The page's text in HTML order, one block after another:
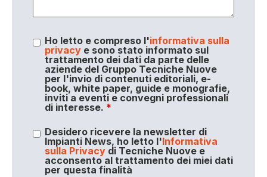
Ho letto e compreso l'informativa sulla
privacye sono stato informato sul
trattamento dei dati da parte delle
aziende del Gruppo Tecniche Nuove
per l'invio di contenuti editoriali, e-
book, white paper, guide e monografie,
inviti a eventi e convegni professionali
di interesse. *
Desidero ricevere la newsletter di
Impianti News, ho letto l'Informativa
sulla Privacydi Tecniche Nuove e
acconsento al trattamento dei miei dati
per questa finalità